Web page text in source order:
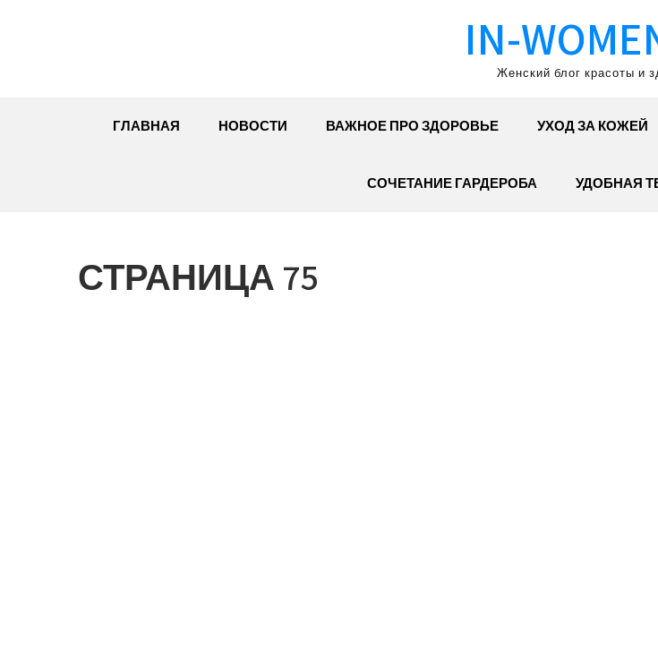
IN-
Женский блог красоты и
ГЛАВНАЯ НОВОСТИ ВАЖНОЕ ПРО ЗДОРОВЬЕ УХОД ЗА КОЖЕЙ
СОЧЕТАНИЕ ГАРДЕРОБА УДОБНАЯ
СТРАНИЦА 75